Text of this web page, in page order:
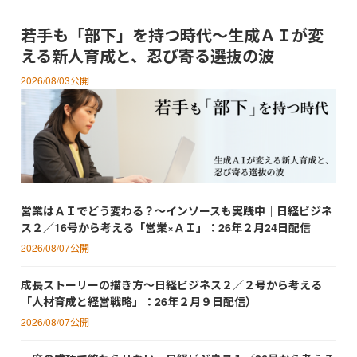
若手も「部下」を持つ時代～生成ＡＩが変
える新人育成と、忍び寄る選抜の波
2026/08/03公開
営業はＡＩでどう変わる？～インソースも実践中｜日経ビジネ
ス２／16号から考える「営業×ＡＩ」：26年２月24日配信
2026/08/07公開
成長ストーリーの描き方～日経ビジネス２／２号から考える
「人材育成と経営戦略」：26年２月９日配信）
2026/08/07公開